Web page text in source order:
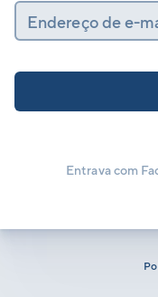
Endereço de e-
Entrava com